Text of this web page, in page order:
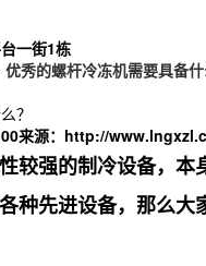
一街1栋
优秀的螺杆冷冻机需要具备什
？
来源： http://
较强的制冷设备，
种先进设备，那么大